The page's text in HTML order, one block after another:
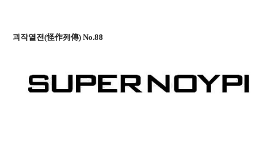
괴작열전(怪作列傳) No.88